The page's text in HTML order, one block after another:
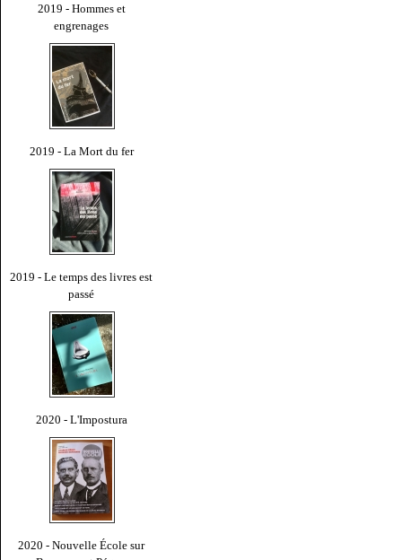
2019 - Hommes et
engrenages
2019 - La Mort du fer
2019 - Le temps des livres est
passé
2020 - L'Impostura
2020 - Nouvelle École sur